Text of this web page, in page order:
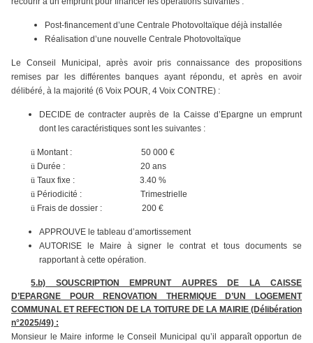
Post-financement d’une Centrale Photovoltaïque déjà installée
Réalisation d’une nouvelle Centrale Photovoltaïque
Le Conseil Municipal, après avoir pris connaissance des propositions
remises par les différentes banques ayant répondu, et après en avoir
délibéré, à la majorité (6 Voix POUR, 4 Voix CONTRE) :
DECIDE de contracter auprès de la Caisse d’Epargne un emprunt
dont les caractéristiques sont les suivantes :
ü Montant : 50 000 €
ü Durée : 20 ans
ü Taux fixe : 3.40 %
ü Périodicité : Trimestrielle
ü Frais de dossier : 200 €
APPROUVE le tableau d’amortissement
AUTORISE le Maire à signer le contrat et tous documents se
rapportant à cette opération.
5.b) SOUSCRIPTION EMPRUNT AUPRES DE LA CAISSE
D’EPARGNE POUR RENOVATION THERMIQUE D’UN LOGEMENT
COMMUNAL ET REFECTION DE LA TOITURE DE LA MAIRIE (Délibération
n°2025/49) :
Monsieur le Maire informe le Conseil Municipal qu’il apparaît opportun de